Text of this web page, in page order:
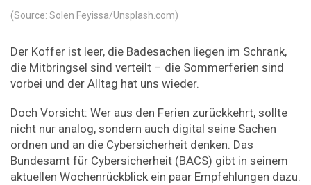
(Source: Solen Feyissa/Unsplash.com)
Der Koffer ist leer, die Badesachen liegen im Schrank,
die Mitbringsel sind verteilt – die Sommerferien sind
vorbei und der Alltag hat uns wieder.
Doch Vorsicht: Wer aus den Ferien zurückkehrt, sollte
nicht nur analog, sondern auch digital seine Sachen
ordnen und an die Cybersicherheit denken. Das
Bundesamt für Cybersicherheit (BACS) gibt in seinem
aktuellen Wochenrückblick ein paar Empfehlungen dazu.